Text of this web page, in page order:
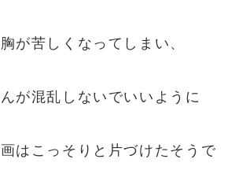
が苦しくなってしまい、
が混乱しないでいいように
はこっそりと片づけたそうで